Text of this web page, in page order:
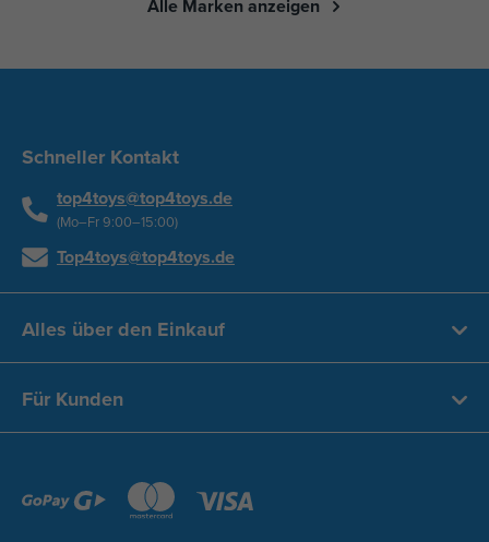
Alle Marken anzeigen
Schneller Kontakt
top4toys@top4toys.de
(Mo–Fr 9:00–15:00)
Top4toys@top4toys.de
Alles über den Einkauf
Für Kunden